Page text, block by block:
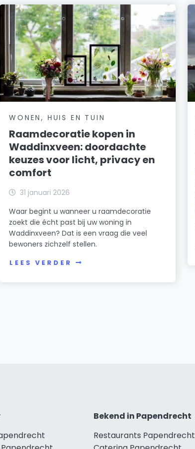
WONEN, HUIS EN TUIN
Raamdecoratie kopen in
Waddinxveen: doordachte
keuzes voor licht, privacy en
comfort
31 januari 2026
Waar begint u wanneer u raamdecoratie
zoekt die écht past bij uw woning in
Waddinxveen? Dat is een vraag die veel
bewoners zichzelf stellen.
LEES VERDER
Bekend in Papendrecht
Restaurants Papendrecht